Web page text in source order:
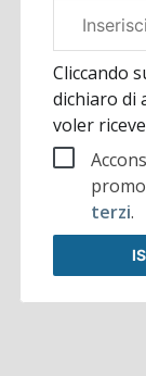
aziendale
Cliccando
dichiaro di
voler
terzi.